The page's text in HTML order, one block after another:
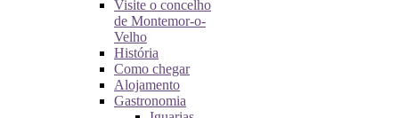
Visite o concelho
de Montemor-o-
Velho
História
Como chegar
Alojamento
Gastronomia